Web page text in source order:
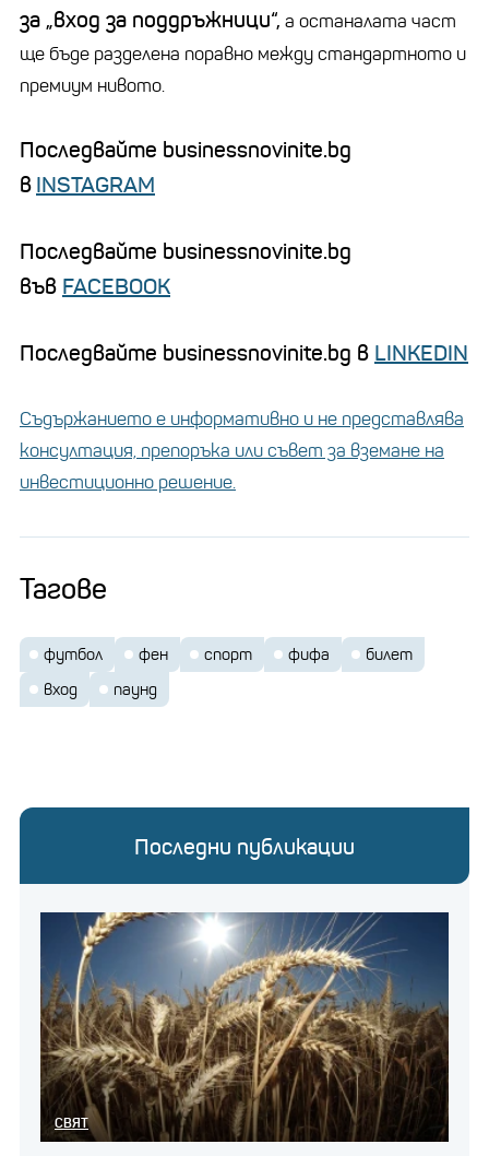
за „вход за поддръжници“, а останалата част
ще бъде разделена поравно между стандартното и
премиум нивото.
Последвайте businessnovinite.bg
в INSTAGRAM
Последвайте businessnovinite.bg
във FACEBOOK
Последвайте businessnovinite.bg в LINKEDIN
Съдържанието е информативно и не представлява
консултация, препоръка или съвет за вземане на
инвестиционно решение.
Тагове
футбол фен спорт фифа
билет
вход
паунд
Последни публикации
СВЯТ